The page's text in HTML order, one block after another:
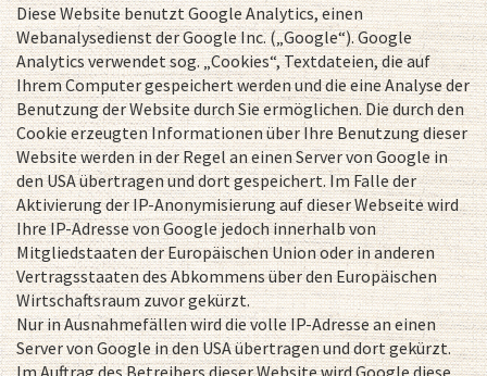
Diese Website benutzt Google Analytics, einen
Webanalysedienst der Google Inc. („Google“). Google
Analytics verwendet sog. „Cookies“, Textdateien, die auf
Ihrem Computer gespeichert werden und die eine Analyse der
Benutzung der Website durch Sie ermöglichen. Die durch den
Cookie erzeugten Informationen über Ihre Benutzung dieser
Website werden in der Regel an einen Server von Google in
den USA übertragen und dort gespeichert. Im Falle der
Aktivierung der IP-Anonymisierung auf dieser Webseite wird
Ihre IP-Adresse von Google jedoch innerhalb von
Mitgliedstaaten der Europäischen Union oder in anderen
Vertragsstaaten des Abkommens über den Europäischen
Wirtschaftsraum zuvor gekürzt.
Nur in Ausnahmefällen wird die volle IP-Adresse an einen
Server von Google in den USA übertragen und dort gekürzt.
Im Auftrag des Betreibers dieser Website wird Google diese